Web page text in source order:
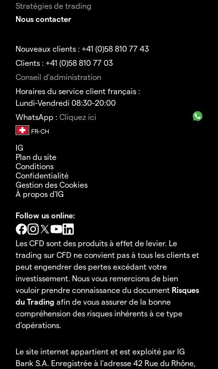
Stratégies de trading
Nous contacter
Nouveaux clients : +41 (0)58 810 77 43
Clients : +41 (0)58 810 77 03
Conseil d'administration
Horaires du service client français :
Lundi-Vendredi 08:30-20:00
WhatsApp : Cliquez ici
IG
Plan du site
Conditions
Confidentialité
Gestion des Cookies
À propos d'IG
Follow us online:
Les CFD sont des produits à effet de levier. Le
trading sur CFD ne convient pas à tous les clients et
peut engendrer des pertes excédant votre
investissement. Nous vous remercions de bien
vouloir prendre connaissance du document Risques
du Trading afin de vous assurer de la bonne
compréhension des risques inhérents à ce type
d'opérations.
Le site internet appartient et est exploité par IG
Bank S.A. Enregistrée à l'adresse 42 Rue du Rhône,